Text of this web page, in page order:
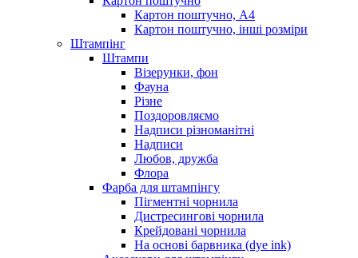
Картон поштучно, А4
Картон поштучно, інші розміри
Штампінг
Штампи
Візерунки, фон
Фауна
Різне
Поздоровляємо
Надписи різноманітні
Надписи
Любов, дружба
Флора
Фарба для штампінгу
Пігментні чорнила
Дистресингові чорнила
Крейдовані чорнила
На основі барвника (dye ink)